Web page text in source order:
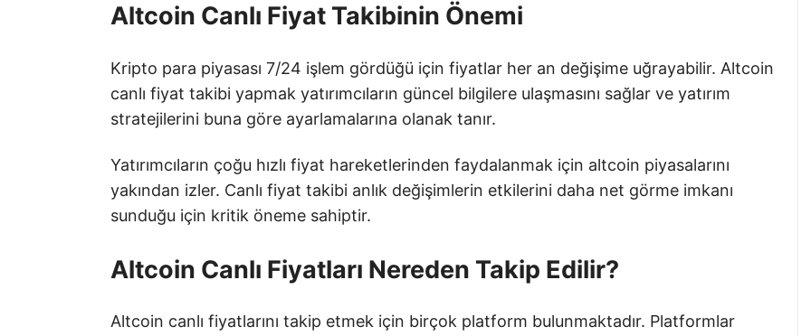
Altcoin Canlı Fiyat Takibinin Önemi
Kripto para piyasası 7/24 işlem gördüğü için fiyatlar her an değişime uğrayabilir. Altcoin
canlı fiyat takibi yapmak yatırımcıların güncel bilgilere ulaşmasını sağlar ve yatırım
stratejilerini buna göre ayarlamalarına olanak tanır.
Yatırımcıların çoğu hızlı fiyat hareketlerinden faydalanmak için altcoin piyasalarını
yakından izler. Canlı fiyat takibi anlık değişimlerin etkilerini daha net görme imkanı
sunduğu için kritik öneme sahiptir.
Altcoin Canlı Fiyatları Nereden Takip Edilir?
Altcoin canlı fiyatlarını takip etmek için birçok platform bulunmaktadır. Platformlar